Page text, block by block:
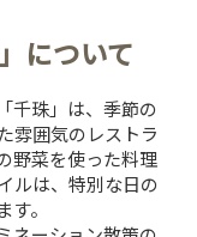
について
千珠」は、季節の
雰囲気のレストラ
野菜を使った料理
ルは、特別な日の
。